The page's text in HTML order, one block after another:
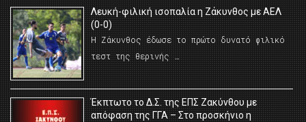
Λευκή-φιλική ισοπαλία η Ζάκυνθος με ΑΕΛ
(0-0)
Η Ζάκυνθος έδωσε το πρώτο δυνατό φιλικό
τεστ της θερινής …
Έκπτωτο το Δ.Σ. της ΕΠΣ Ζακύνθου με
απόφαση της ΓΓΑ – Στο προσκήνιο η